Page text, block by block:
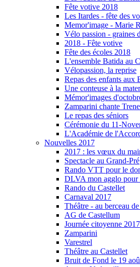
Fête votive 2018
Les Itardes - fête des
Memor'image - Marie
Vélo passion - graines
2018 - Fête votive
Fête des écoles 2018
L'ensemble Batida au
Vélopassion, la reprise
Repas des enfants aux
Une conteuse à la
Mémor'images
Zamparini chante
Le repas des séniors
Cérémonie du 11-
L'Académie de
Nouvelles 2017
2017 : les vœux du
Spectacle au Grand-Pré
Rando VTT pour le
DLVA mon agglo pour
Rando du Castellet
Carnaval 2017
Théâtre - au berceau
AG de Castellum
Journée citoyenne 2017
Zamparini
Varestrel
Théâtre au Castellet
Bruit de Fond le 19